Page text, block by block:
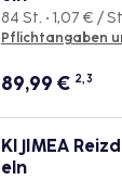
84 St. • 1,07 € /
Pflichtangaben
89,99 € 2, 3
KIJIMEA
eln